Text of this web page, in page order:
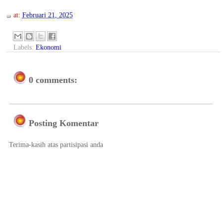
at: Februari 21, 2025
Labels: Ekonomi
0 comments:
Posting Komentar
Terima-kasih atas partisipasi anda